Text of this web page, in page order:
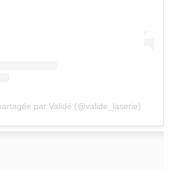
par Validé (@valide_laserie)